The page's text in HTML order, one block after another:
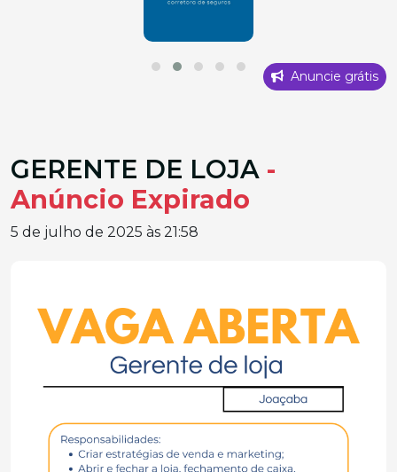
Anuncie grátis
GERENTE DE LOJA -
Anúncio Expirado
5 de julho de 2025 às 21:58